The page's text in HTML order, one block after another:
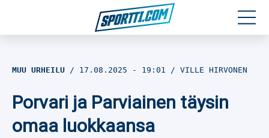
Jalkapallo
MUU URHEILU 17.08.2025 - 19:01 VILLE HIRVONEN
Porvari ja Parviainen täysin
omaa luokkaansa